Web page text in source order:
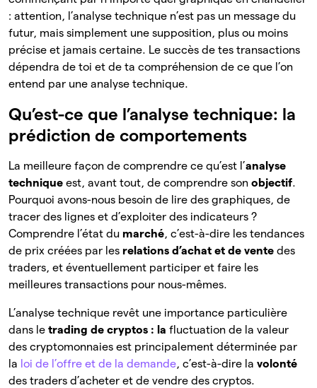
: attention, l’analyse technique n’est pas un message du
futur, mais simplement une supposition, plus ou moins
précise et jamais certaine. Le succès de tes transactions
dépendra de toi et de ta compréhension de ce que l’on
entend par une analyse technique.
Qu’est-ce que l’analyse technique: la
prédiction de comportements
La meilleure façon de comprendre ce qu’est l’analyse
technique est, avant tout, de comprendre son objectif.
Pourquoi avons-nous besoin de lire des graphiques, de
tracer des lignes et d’exploiter des indicateurs ?
Comprendre l’état du marché, c’est-à-dire les tendances
de prix créées par les relations d’achat et de vente des
traders, et éventuellement participer et faire les
meilleures transactions pour nous-mêmes.
L’analyse technique revêt une importance particulière
dans le trading de cryptos : la fluctuation de la valeur
des cryptomonnaies est principalement déterminée par
la loi de l’offre et de la demande, c’est-à-dire la volonté
des traders d’acheter et de vendre des cryptos.